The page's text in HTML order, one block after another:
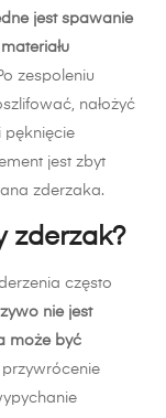
jest spawanie
zespoleniu
nałożyć
pęknięcie
jest zbyt
zderzaka.
zderzak?
często
nie jest
może być